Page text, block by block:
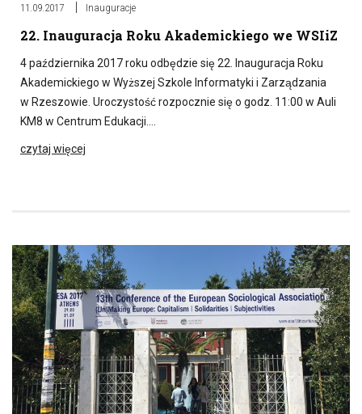
11.09.2017 Inauguracje
22. Inauguracja Roku Akademickiego we WSIiZ
4 października 2017 roku odbędzie się 22. Inauguracja Roku
Akademickiego w Wyższej Szkole Informatyki i Zarządzania
w Rzeszowie. Uroczystość rozpocznie się o godz. 11:00 w Auli
KM8 w Centrum Edukacji….
czytaj więcej